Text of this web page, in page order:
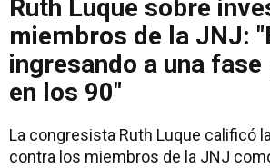
Ruth Luque sobre
miembros de la JNJ:
ingresando a una fase
en los 90"
La congresista Ruth Luque calificó
contra los miembros de la JNJ